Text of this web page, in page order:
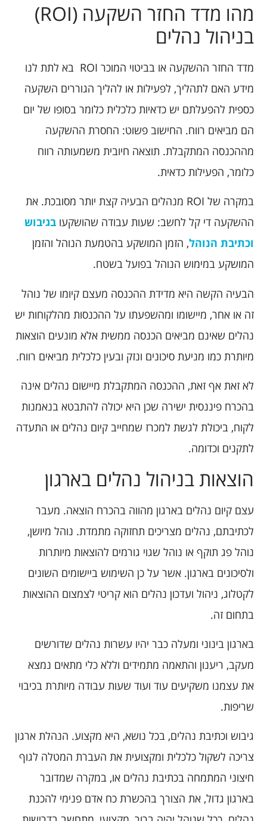
מהו מדד החזר השקעה (ROI)
בניהול נהלים
מדד החזר ההשקעה או בביטוי המוכר ROI בא לתת לנו
מידע האם לתהליך, לפעילות או להליך הגוררים השקעה
כספית להפעלתם יש כדאיות כלכלית כלומר בסופו של יום
הם מביאים רווח. החישוב פשוט: החסרת ההשקעה
מההכנסה המתקבלת. תוצאה חיובית משמעותה רווח
כלומר, הפעילות כדאית.
במקרה של ROI מנהלים הבעיה קצת יותר מסובכת. את
ההשקעה די קל לחשב: שעות עבודה שהושקעובגיבוש
וכתיבת הנוהל, הזמן המושקע בהטמעת הנוהל והזמן
המושקע במימוש הנוהל בפועל בשטח.
הבעיה הקשה היא מדידת ההכנסה מעצם קיומו של נוהל
זה או אחר, מיישומו ומהשפעתו על ההכנסות מהלקוחות יש
נהלים שאינם מביאים הכנסה ממשית אלא מונעים הוצאות
מיותרת כמו מניעת סיכונים ונזק ובעין כלכלית מביאים רווח.
לא זאת אף זאת, ההכנסה המתקבלת מיישום נהלים אינה
בהכרח פיננסית ישירה שכן היא יכולה להתבטא בנאמנות
לקוח, ביכולת לגשת למכרז שמחייב קיום נהלים או התעדה
לתקנים וכדומה.
הוצאות בניהול נהלים בארגון
עצם קיום נהלים בארגון מהווה בהכרח הוצאה. מעבר
לכתיבתם, נהלים מצריכים תחזוקה מתמדת. נוהל מיושן,
נוהל פג תוקף או נוהל שגוי גורמים להוצאות מיותרות
ולסיכונים בארגון. אשר על כן השימוש ביישומים השונים
לקטלוג, ניהול ועדכון נהלים הוא קריטי לצמצום ההוצאות
בתחום זה.
בארגון בינוני ומעלה כבר יהיו עשרות נהלים שדורשים
מעקב, ריענון והתאמה מתמידים וללא כלי מתאים נמצא
את עצמנו משקיעים עוד ועוד שעות עבודה מיותרת בכיבוי
שריפות.
גיבוש וכתיבת נהלים, בכל נושא, היא מקצוע. הנהלת ארגון
צריכה לשקול כלכלית ומקצועית את העברת המטלה לגוף
חיצוני המתמחה בכתיבת נהלים או, במקרה שמדובר
בארגון גדול, את הצורך בהכשרת כח אדם פנימי להכנת